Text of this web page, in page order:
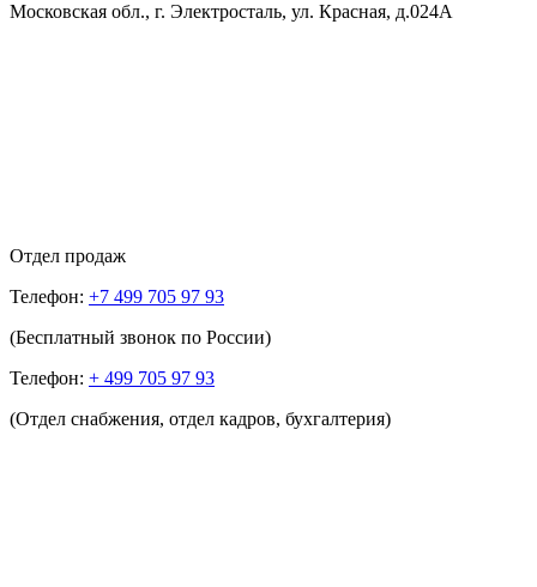
Московская обл., г. Электросталь, ул. Красная, д.024А
Отдел продаж
Телефон: +7 499 705 97 93
(Бесплатный звонок по России)
Телефон: + 499 705 97 93
(Отдел снабжения, отдел кадров, бухгалтерия)